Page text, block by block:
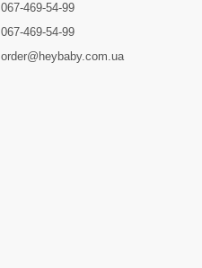
067-469-54-99
067-469-54-99
order@heybaby.com.ua